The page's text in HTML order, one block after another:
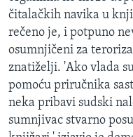
IZBJEGLIČKA STRANA
MAGAZIN
O GLASU AMERIKE
Learning English
čitalačkih navika u
rečeno je, i potpuno
osumnjičeni za
znatiželji. 'Ako vlada
pomoću priručnika
neka pribavi sudski
sumnjivac stvarno